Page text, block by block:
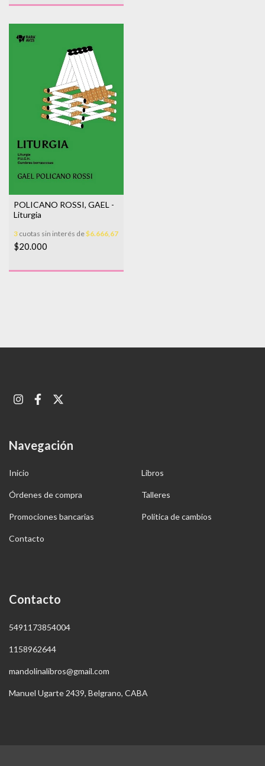
POLICANO ROSSI, GAEL -
Liturgia
3 cuotas sin interés de$6.666,67
$20.000
Navegación
Inicio Libros
Órdenes de compra Talleres
Promociones bancarias Política de cambios
Contacto
Contacto
5491173854004
1158962644
mandolinalibros@gmail.com
Manuel Ugarte 2439, Belgrano, CABA